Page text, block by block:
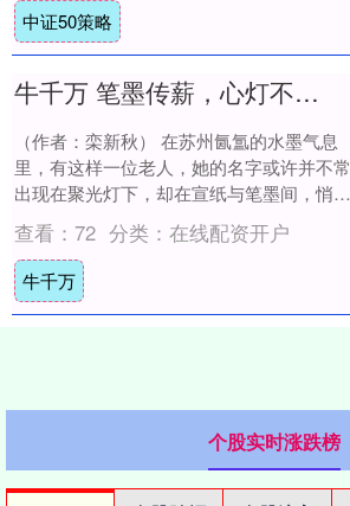
中证50策略
牛千万 笔墨传薪，心灯不灭——记席蓉蓉老师的丹青岁月
（作者：栾新秋） 在苏州氤氲的水墨气息
里，有这样一位老人，她的名字或许并不常
出现在聚光灯下，却在宣纸与笔墨间，悄然
点亮了无数孩子的艺术初心。她就是席蓉蓉
老师——....
查看： 72 分类： 在线配资开户
牛千万
个股实时涨跌榜